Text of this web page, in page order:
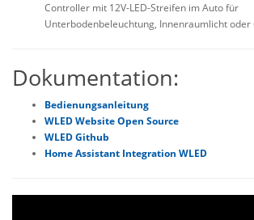
Controller mit 12V-LED-Streifen im Auto für
Unterbodenbeleuchtung, Innenraumlicht oder
Dokumentation:
Bedienungsanleitung
WLED Website Open Source
WLED Github
Home Assistant Integration WLED